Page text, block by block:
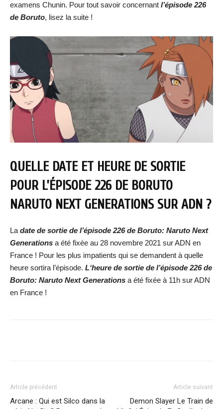
examens Chunin. Pour tout savoir concernant l’épisode 226
de Boruto, lisez la suite !
QUELLE DATE ET HEURE DE SORTIE
POUR L’ÉPISODE 226 DE BORUTO
NARUTO NEXT GENERATIONS SUR ADN ?
La date de sortie de l’épisode 226 de Boruto: Naruto Next
Generations a été fixée au 28 novembre 2021 sur ADN en
France ! Pour les plus impatients qui se demandent à quelle
heure sortira l’épisode. L‘heure de sortie de l’épisode 226 de
Boruto: Naruto Next Generations a été fixée à 11h sur ADN
en France !
Article précédent
Arcane : Qui est Silco dans la
Article suivant
Demon Slayer Le Train de